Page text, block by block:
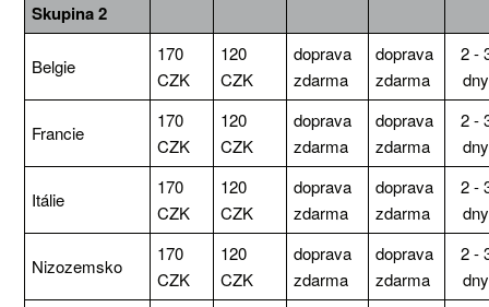
Skupina 2
Belgie
170
CZK
120
CZK
doprava
zdarma
doprava
zdarma
2 -
dny
Francie
170
CZK
120
CZK
doprava
zdarma
doprava
zdarma
2 -
dny
Itálie
170
CZK
120
CZK
doprava
zdarma
doprava
zdarma
2 -
dny
Nizozemsko
170
CZK
120
CZK
doprava
zdarma
doprava
zdarma
2 -
dny